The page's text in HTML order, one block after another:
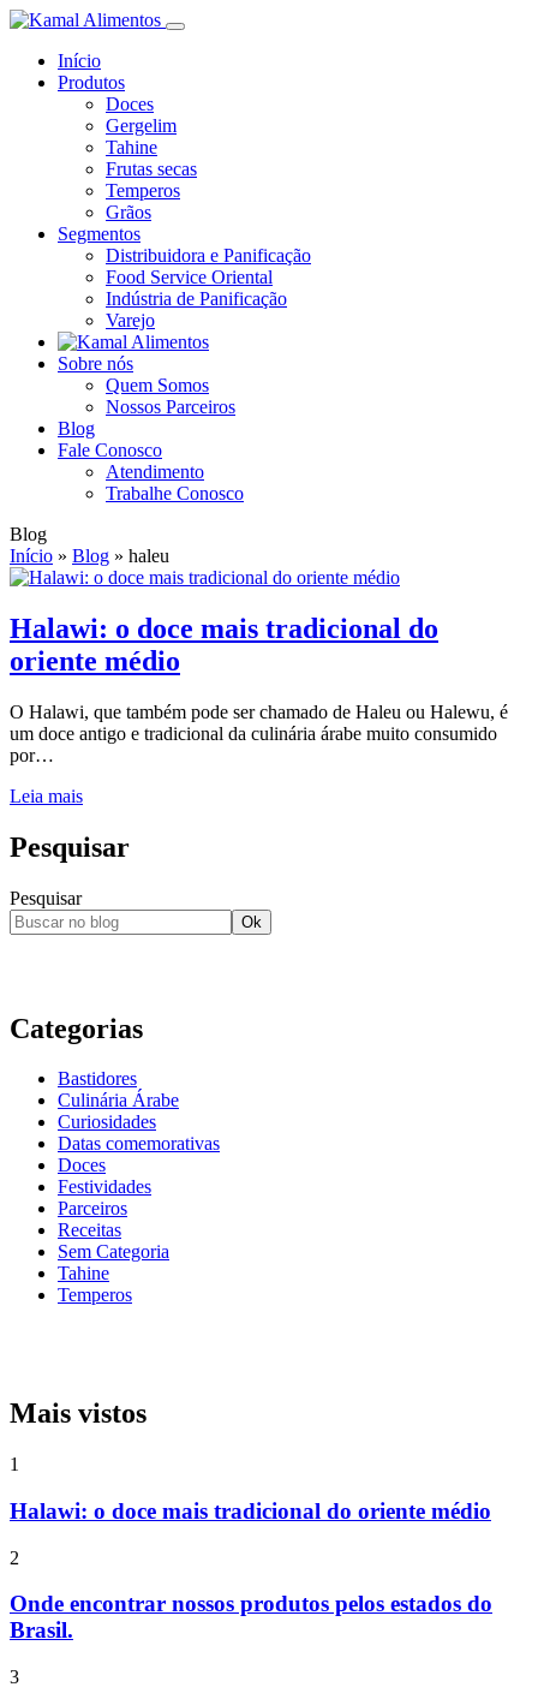
Início
Produtos
Doces
Gergelim
Tahine
Frutas secas
Temperos
Grãos
Segmentos
Distribuidora e Panificação
Food Service Oriental
Indústria de Panificação
Varejo
Sobre nós
Quem Somos
Nossos Parceiros
Blog
Fale Conosco
Atendimento
Trabalhe Conosco
Blog
Início » Blog » haleu
Halawi: o doce mais tradicional do
oriente médio
O Halawi, que também pode ser chamado de Haleu ou Halewu, é
um doce antigo e tradicional da culinária árabe muito consumido
por…
Leia mais
Pesquisar
Pesquisar
Ok
Categorias
Bastidores
Culinária Árabe
Curiosidades
Datas comemorativas
Doces
Festividades
Parceiros
Receitas
Sem Categoria
Tahine
Temperos
Mais vistos
1
Halawi: o doce mais tradicional do oriente médio
2
Onde encontrar nossos produtos pelos estados do
Brasil.
3